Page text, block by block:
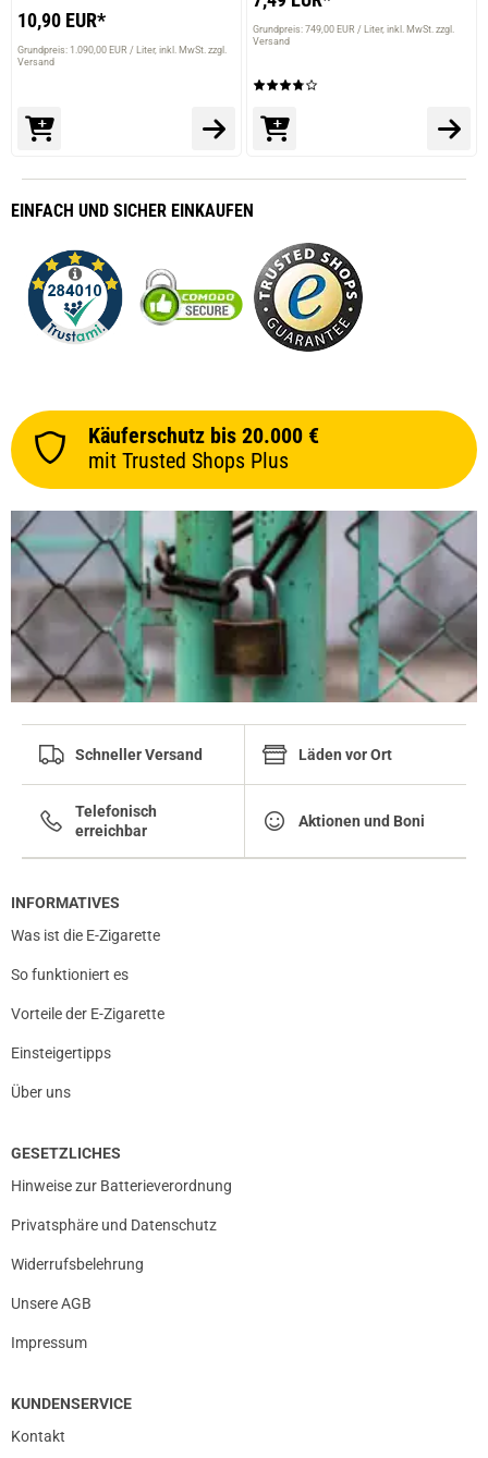
10,90 EUR*
Grundpreis: 1.090,00 EUR / Liter inkl. MwSt. zzgl.
Versand
Grundpreis: 749,00 EUR / Liter inkl. MwSt. zzgl.
Versand
EINFACH UND SICHER EINKAUFEN
Käuferschutz bis 20.000 €
mit Trusted Shops Plus
Schneller Versand Läden vor Ort
Telefonisch
erreichbar
Aktionen und Boni
INFORMATIVES
Was ist die E-Zigarette
So funktioniert es
Vorteile der E-Zigarette
Einsteigertipps
Über uns
GESETZLICHES
Hinweise zur Batterieverordnung
Privatsphäre und Datenschutz
Widerrufsbelehrung
Unsere AGB
Impressum
KUNDENSERVICE
Kontakt